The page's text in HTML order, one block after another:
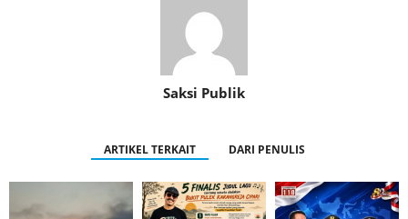
Saksi Publik
ARTIKEL TERKAIT DARI PENULIS